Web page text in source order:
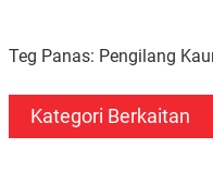
Teg Panas: Pengilang
Kategori Berkaitan